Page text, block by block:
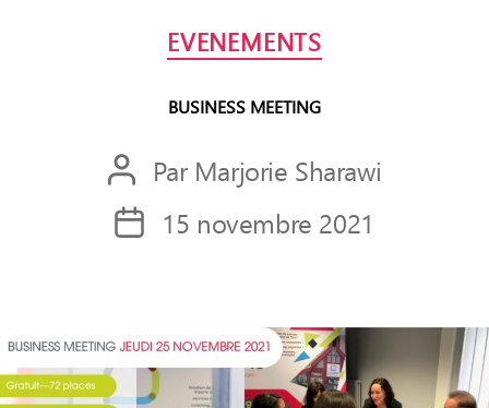
Catégories
EVENEMENTS
BUSINESS MEETING
Auteur
de
l’article
Par Marjorie Sharawi
Date15 novembre 2021